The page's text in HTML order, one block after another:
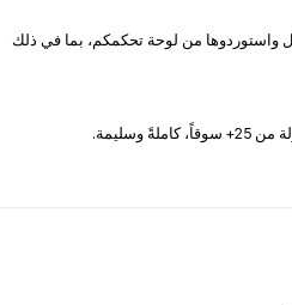
واستوردوها من لوحة تحكمكم، بما في ذلك
وسليمة.